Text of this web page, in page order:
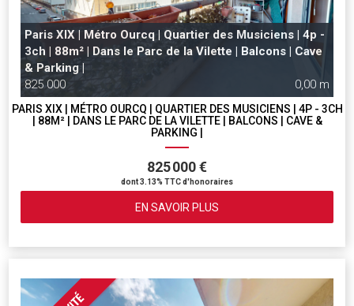
Paris XIX | Métro Ourcq | Quartier des Musiciens | 4p -
3ch | 88m² | Dans le Parc de la Vilette | Balcons | Cave
& Parking |
825 000
0,00 m
PARIS XIX | MÉTRO OURCQ | QUARTIER DES MUSICIENS | 4P - 3CH
| 88M² | DANS LE PARC DE LA VILETTE | BALCONS | CAVE &
PARKING |
825 000 €
dont 3.13% TTC d'honoraires
EN SAVOIR PLUS